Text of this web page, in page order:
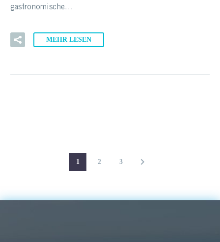
gastronomische…
MEHR LESEN
1 2 3